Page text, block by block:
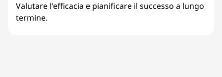
Valutare l'efficacia e pianificare il successo a lungo
termine.